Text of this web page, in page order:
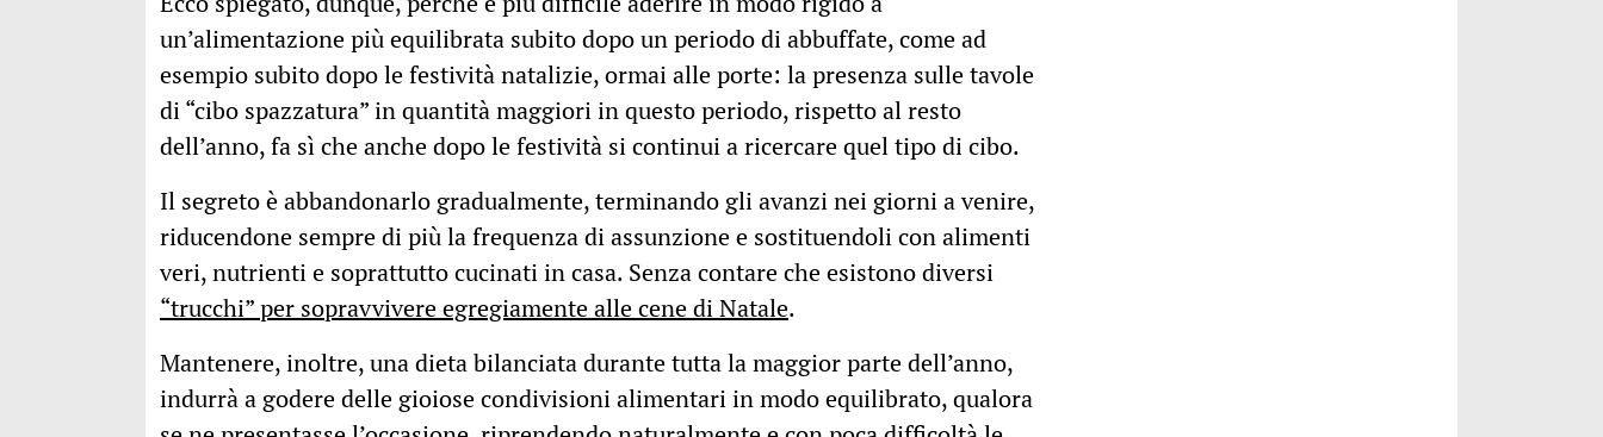
un’alimentazione più equilibrata subito dopo un periodo di abbuffate, come ad
esempio subito dopo le festività natalizie, ormai alle porte: la presenza sulle tavole
di “cibo spazzatura” in quantità maggiori in questo periodo, rispetto al resto
dell’anno, fa sì che anche dopo le festività si continui a ricercare quel tipo di cibo.
Il segreto è abbandonarlo gradualmente, terminando gli avanzi nei giorni a venire,
riducendone sempre di più la frequenza di assunzione e sostituendoli con alimenti
veri, nutrienti e soprattutto cucinati in casa. Senza contare che esistono diversi
“trucchi” per sopravvivere egregiamente alle cene di Natale.
Mantenere, inoltre, una dieta bilanciata durante tutta la maggior parte dell’anno,
indurrà a godere delle gioiose condivisioni alimentari in modo equilibrato, qualora